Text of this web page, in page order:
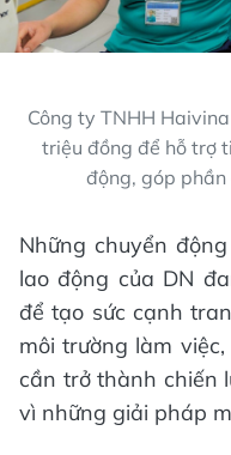
Công ty TNHH
triệu đồng để hỗ trợ
động, góp
Những chuyển
lao động của DN
để tạo sức cạnh
môi trường làm
cần trở thành chiến
vì những giải pháp